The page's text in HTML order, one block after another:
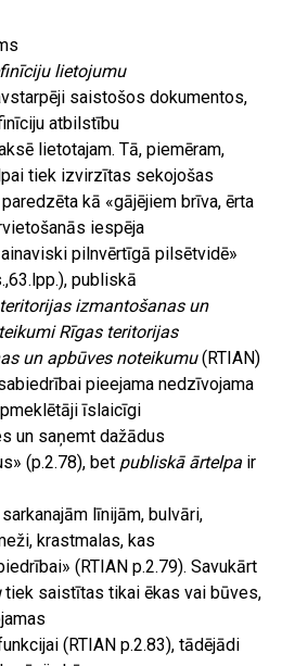
lietojumu
saistošos dokumentos,
atbilstību
lietotajam. Tā, piemēram,
tiek izvirzītas sekojošas
kā «gājējiem brīva, ērta
iespēja
pilnvērtīgā pilsētvidē»
publiskā
izmantošanas un
Rīgas teritorijas
un apbūves noteikumu(RTIAN)
pieejama nedzīvojama
īslaicīgi
un saņemt dažādus
(p.2.78), bet publiskā ārtelpa ir
līnijām, bulvāri,
krastmalas, kas
(RTIAN p.2.79). Savukārt
tiek saistītas tikai ēkas vai būves,
(RTIAN p.2.83), tādējādi